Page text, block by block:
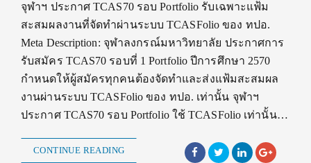
จุฬาฯ ประกาศ TCAS70 รอบ Portfolio รับเฉพาะแฟ้ม
สะสมผลงานที่จัดทำผ่านระบบ TCASFolio ของ ทปอ.
Meta Description: จุฬาลงกรณ์มหาวิทยาลัย ประกาศการ
รับสมัคร TCAS70 รอบที่ 1 Portfolio ปีการศึกษา 2570
กำหนดให้ผู้สมัครทุกคนต้องจัดทำและส่งแฟ้มสะสมผล
งานผ่านระบบ TCASFolio ของ ทปอ. เท่านั้น จุฬาฯ
ประกาศ TCAS70 รอบ Portfolio ใช้ TCASFolio เท่านั้น…
CONTINUE READING